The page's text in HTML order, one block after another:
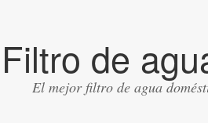
Filtro de
El mejor filtro de agua